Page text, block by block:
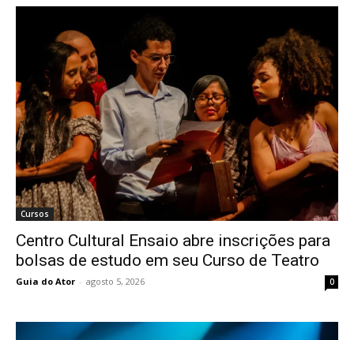
Cursos
Centro Cultural Ensaio abre inscrições para
bolsas de estudo em seu Curso de Teatro
Guia do Ator - agosto 5, 2026 0